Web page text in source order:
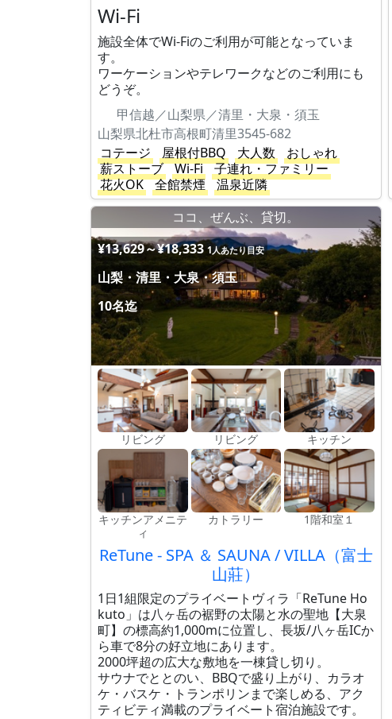
Wi-Fi
施設全体でWi-Fiのご利用が可能となっていま
す。
ワーケーションやテレワークなどのご利用にも
どうぞ。
甲信越／山梨県／清里・大泉・須玉
山梨県北杜市高根町清里3545-682
コテージ
屋根付BBQ 大人数
おしゃれ
薪ストーブ
Wi-Fi
子連れ・ファミリー
花火OK
全館禁煙 温泉近隣
ココ、ぜんぶ、貸切。
¥13,629～¥18,333 1人あたり目安
山梨・清里・大泉・須玉
10名迄
リビング リビング キッチン
キッチンアメニテ
ィ
カトラリー 1階和室１
ReTune - SPA ＆ SAUNA / VILLA（富士
山莊）
1日1組限定のプライベートヴィラ「ReTune Ho
kuto」は八ヶ岳の裾野の太陽と水の聖地【大泉
町】の標高約1,000mに位置し、長坂/八ヶ岳ICか
ら車で8分の好立地にあります。
2000坪超の広大な敷地を一棟貸し切り。
サウナでととのい、BBQで盛り上がり、カラオ
ケ・バスケ・トランポリンまで楽しめる、アク
ティビティ満載のプライベート宿泊施設です。